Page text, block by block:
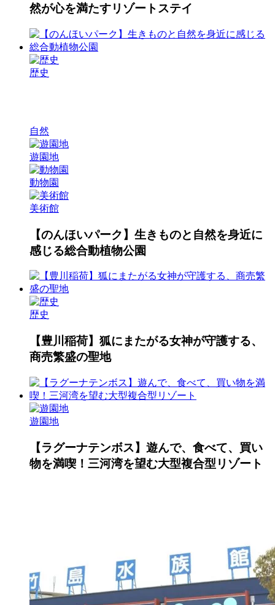
然が心を満たすリゾートステイ
歴史
自然
遊園地
動物園
美術館
【のんほいパーク】生きものと自然を身近に
感じる総合動植物公園
歴史
【豊川稲荷】狐にまたがる女神が守護する、
商売繁盛の聖地
遊園地
【ラグーナテンボス】遊んで、食べて、買い
物を満喫！三河湾を望む大型複合型リゾート